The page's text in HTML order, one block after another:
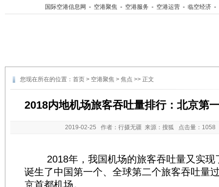
国际空港信息网 - 空港聚焦 - 空港服务 - 空港运营 - 临空经济 -
您现在所在的位置： 首页 > 空港聚焦 > 焦点 >> 正文
2018内地机场旅客吞吐量排行：北京第
2019-02-25 作者：行摄无疆 来源：搜狐 点击量：
2018年，我国机场的旅客吞吐量又实现
诞生了中国第一个、全球第二个旅客吞吐量
京首都机场。